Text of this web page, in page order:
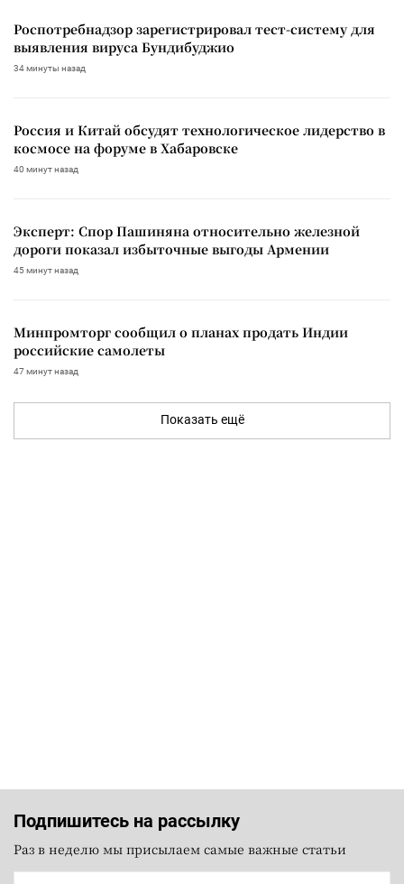
Роспотребнадзор зарегистрировал тест-систему для
выявления вируса Бундибуджио
34 минуты назад
Россия и Китай обсудят технологическое лидерство в
космосе на форуме в Хабаровске
40 минут назад
Эксперт: Спор Пашиняна относительно железной
дороги показал избыточные выгоды Армении
45 минут назад
Минпромторг сообщил о планах продать Индии
российские самолеты
47 минут назад
Показать ещё
Подпишитесь на рассылку
Раз в неделю мы присылаем самые важные статьи